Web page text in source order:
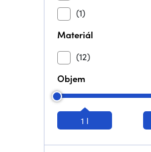
(1)
Materiál
(12)
Objem
1 l